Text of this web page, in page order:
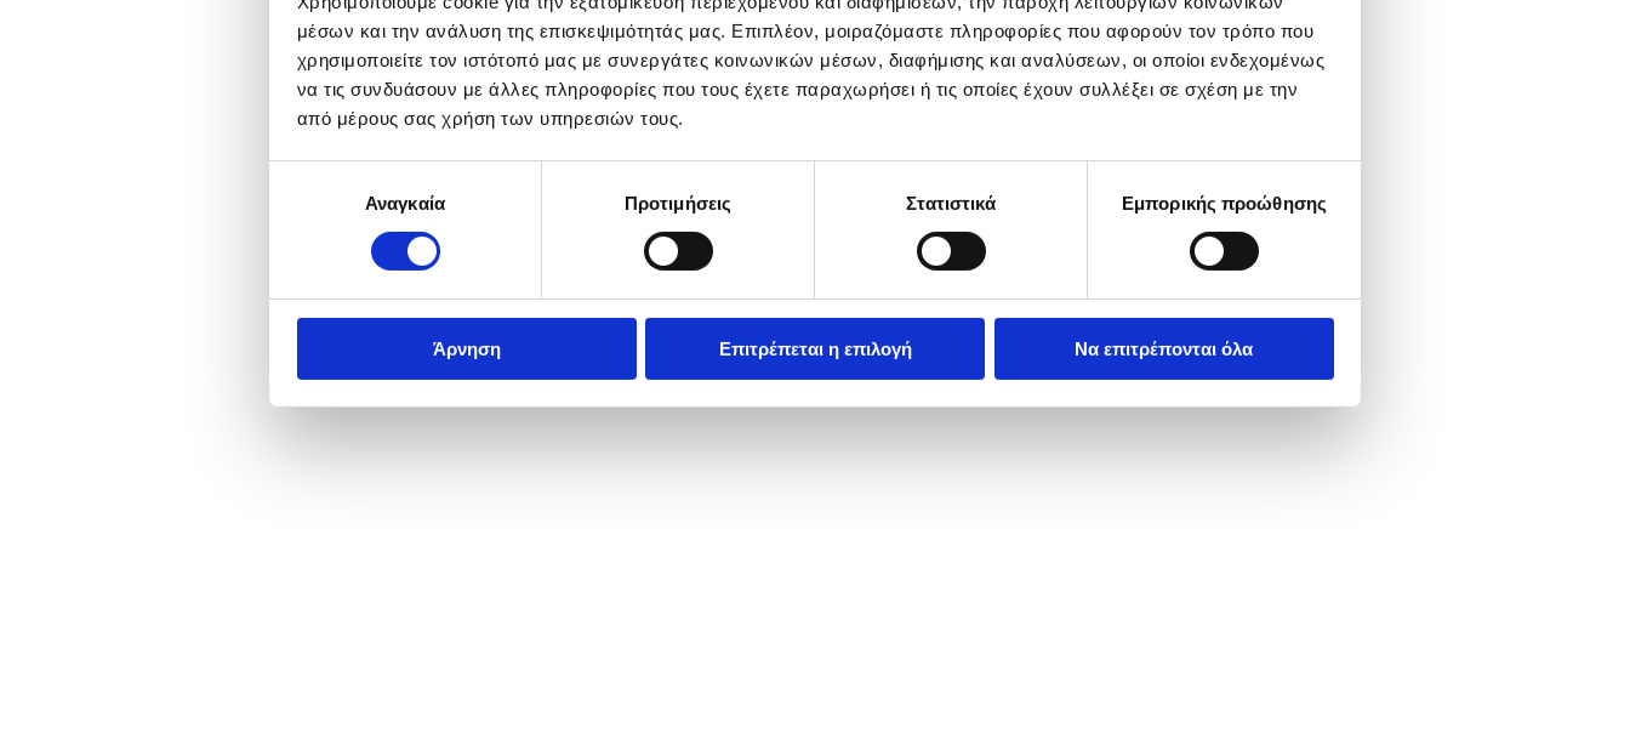
μέσων και την ανάλυση της επισκεψιμότητάς μας. Επιπλέον, μοιραζόμαστε πληροφορίες που αφορούν τον τρόπο που
χρησιμοποιείτε τον ιστότοπό μας με συνεργάτες κοινωνικών μέσων, διαφήμισης και αναλύσεων, οι οποίοι ενδεχομένως
να τις συνδυάσουν με άλλες πληροφορίες που τους έχετε παραχωρήσει ή τις οποίες έχουν συλλέξει σε σχέση με την
από μέρους σας χρήση των υπηρεσιών τους.
συγκατάθεσηςΑναγκαία Προτιμήσεις Στατιστικά Εμπορικής προώθησης
Άρνηση Επιτρέπεται η επιλογή Να επιτρέπονται όλα